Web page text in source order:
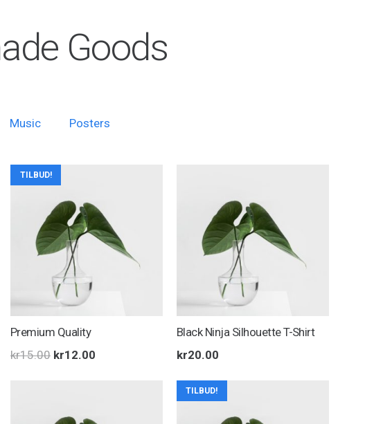
Goods
Music Posters
TILBUD!
Premium Quality
kr15.00 Opprinnelig
kr15.00.
kr12.00
Black Ninja Silhouette T-Shirt
kr20.00
TILBUD!